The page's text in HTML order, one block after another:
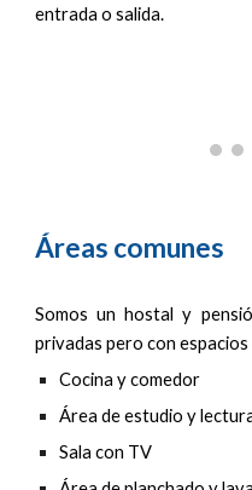
entrada o salida.
Áreas comunes
Somos un hostal y
privadas pero con
Cocina y comedor
Área de estudio y
Sala con TV